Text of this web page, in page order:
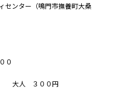
センター（鳴門市撫養町大桑
０
大人 ３００円